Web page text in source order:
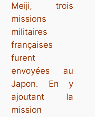
Meiji, trois
missions
militaires
françaises
furent
envoyées au
Japon. En y
ajoutant la
mission